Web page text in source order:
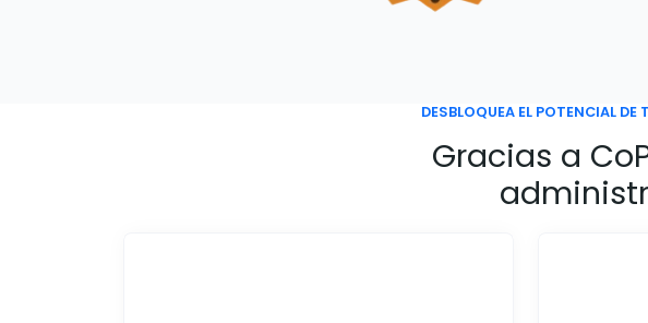
DESBLOQUEA EL POTENCIAL
Gracias a